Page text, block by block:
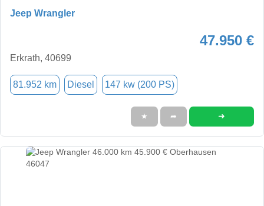
Jeep Wrangler
47.950 €
Erkrath, 40699
81.952 km Diesel 147 kw (200 PS)
★ ➦ ➜